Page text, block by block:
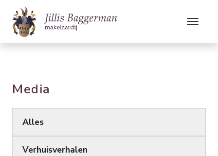
Media
Alles
Verhuisverhalen